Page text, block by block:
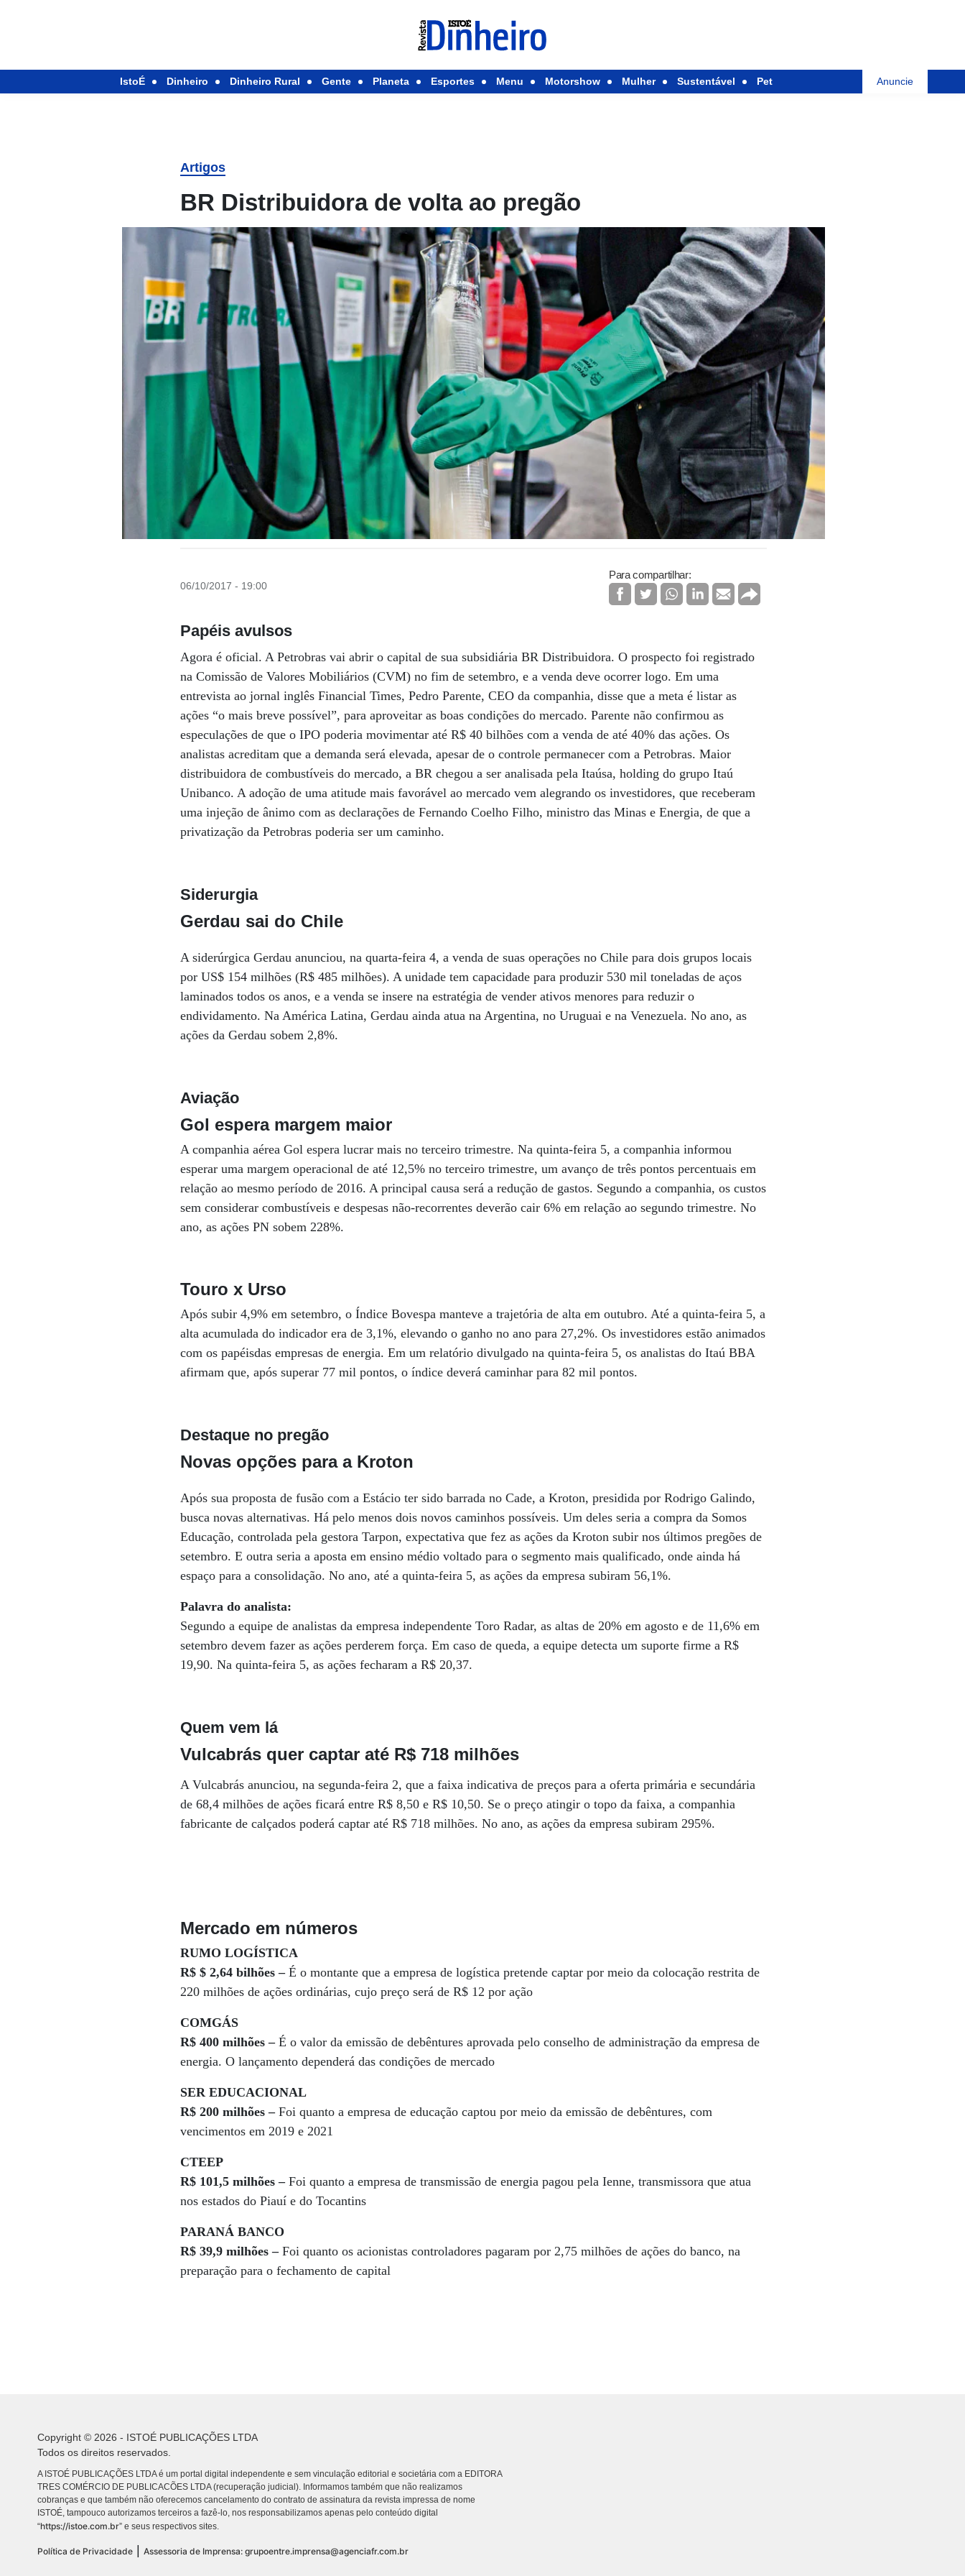
IstoÉ Dinheiro Dinheiro Rural Gente Planeta Esportes Menu Motorshow Mulher Sustentável Pet Anuncie
Artigos
BR Distribuidora de volta ao pregão
06/10/2017 - 19:00
Para compartilhar:
Papéis avulsos
Agora é oficial. A Petrobras vai abrir o capital de sua subsidiária BR Distribuidora. O prospecto foi registrado
na Comissão de Valores Mobiliários (CVM) no fim de setembro, e a venda deve ocorrer logo. Em uma
entrevista ao jornal inglês Financial Times, Pedro Parente, CEO da companhia, disse que a meta é listar as
ações “o mais breve possível”, para aproveitar as boas condições do mercado. Parente não confirmou as
especulações de que o IPO poderia movimentar até R$ 40 bilhões com a venda de até 40% das ações. Os
analistas acreditam que a demanda será elevada, apesar de o controle permanecer com a Petrobras. Maior
distribuidora de combustíveis do mercado, a BR chegou a ser analisada pela Itaúsa, holding do grupo Itaú
Unibanco. A adoção de uma atitude mais favorável ao mercado vem alegrando os investidores, que receberam
uma injeção de ânimo com as declarações de Fernando Coelho Filho, ministro das Minas e Energia, de que a
privatização da Petrobras poderia ser um caminho.
Siderurgia
Gerdau sai do Chile
A siderúrgica Gerdau anunciou, na quarta-feira 4, a venda de suas operações no Chile para dois grupos locais
por US$ 154 milhões (R$ 485 milhões). A unidade tem capacidade para produzir 530 mil toneladas de aços
laminados todos os anos, e a venda se insere na estratégia de vender ativos menores para reduzir o
endividamento. Na América Latina, Gerdau ainda atua na Argentina, no Uruguai e na Venezuela. No ano, as
ações da Gerdau sobem 2,8%.
Aviação
Gol espera margem maior
A companhia aérea Gol espera lucrar mais no terceiro trimestre. Na quinta-feira 5, a companhia informou
esperar uma margem operacional de até 12,5% no terceiro trimestre, um avanço de três pontos percentuais em
relação ao mesmo período de 2016. A principal causa será a redução de gastos. Segundo a companhia, os custos
sem considerar combustíveis e despesas não-recorrentes deverão cair 6% em relação ao segundo trimestre. No
ano, as ações PN sobem 228%.
Touro x Urso
Após subir 4,9% em setembro, o Índice Bovespa manteve a trajetória de alta em outubro. Até a quinta-feira 5, a
alta acumulada do indicador era de 3,1%, elevando o ganho no ano para 27,2%. Os investidores estão animados
com os papéisdas empresas de energia. Em um relatório divulgado na quinta-feira 5, os analistas do Itaú BBA
afirmam que, após superar 77 mil pontos, o índice deverá caminhar para 82 mil pontos.
Destaque no pregão
Novas opções para a Kroton
Após sua proposta de fusão com a Estácio ter sido barrada no Cade, a Kroton, presidida por Rodrigo Galindo,
busca novas alternativas. Há pelo menos dois novos caminhos possíveis. Um deles seria a compra da Somos
Educação, controlada pela gestora Tarpon, expectativa que fez as ações da Kroton subir nos últimos pregões de
setembro. E outra seria a aposta em ensino médio voltado para o segmento mais qualificado, onde ainda há
espaço para a consolidação. No ano, até a quinta-feira 5, as ações da empresa subiram 56,1%.
Palavra do analista:
Segundo a equipe de analistas da empresa independente Toro Radar, as altas de 20% em agosto e de 11,6% em
setembro devem fazer as ações perderem força. Em caso de queda, a equipe detecta um suporte firme a R$
19,90. Na quinta-feira 5, as ações fecharam a R$ 20,37.
Quem vem lá
Vulcabrás quer captar até R$ 718 milhões
A Vulcabrás anunciou, na segunda-feira 2, que a faixa indicativa de preços para a oferta primária e secundária
de 68,4 milhões de ações ficará entre R$ 8,50 e R$ 10,50. Se o preço atingir o topo da faixa, a companhia
fabricante de calçados poderá captar até R$ 718 milhões. No ano, as ações da empresa subiram 295%.
Mercado em números
RUMO LOGÍSTICA
R$ $ 2,64 bilhões –É o montante que a empresa de logística pretende captar por meio da colocação restrita de
220 milhões de ações ordinárias, cujo preço será de R$ 12 por ação
COMGÁS
R$ 400 milhões –É o valor da emissão de debêntures aprovada pelo conselho de administração da empresa de
energia. O lançamento dependerá das condições de mercado
SER EDUCACIONAL
R$ 200 milhões –Foi quanto a empresa de educação captou por meio da emissão de debêntures, com
vencimentos em 2019 e 2021
CTEEP
R$ 101,5 milhões –Foi quanto a empresa de transmissão de energia pagou pela Ienne, transmissora que atua
nos estados do Piauí e do Tocantins
PARANÁ BANCO
R$ 39,9 milhões –Foi quanto os acionistas controladores pagaram por 2,75 milhões de ações do banco, na
preparação para o fechamento de capital
Copyright © 2026 - ISTOÉ PUBLICAÇÕES LTDA
Todos os direitos reservados.
A ISTOÉ PUBLICAÇÕES LTDA é um portal digital independente e sem vinculação editorial e societária com a EDITORA
TRES COMÉRCIO DE PUBLICACÕES LTDA (recuperação judicial). Informamos também que não realizamos
cobranças e que também não oferecemos cancelamento do contrato de assinatura da revista impressa de nome
ISTOÉ, tampouco autorizamos terceiros a fazê-lo, nos responsabilizamos apenas pelo conteúdo digital
“https://istoe.com.br” e seus respectivos sites.
Política de Privacidade Assessoria de Imprensa: grupoentre.imprensa@agenciafr.com.br